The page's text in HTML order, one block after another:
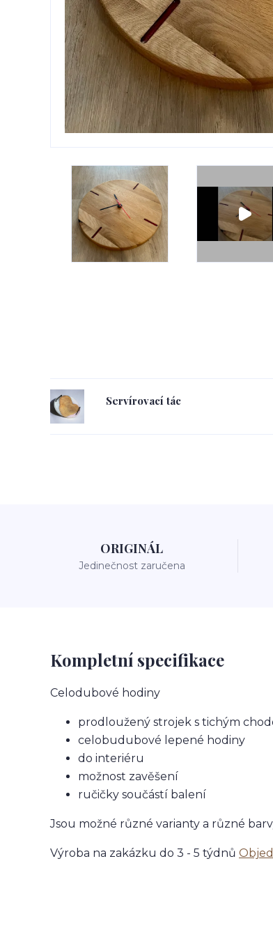
Servírovací tác
ORIGINÁL
Jedinečnost zaručena
Kompletní specifikace
Celodubové hodiny
prodloužený strojek s tichým
celobudubové lepené hodiny
do interiéru
možnost zavěšení
ručičky součástí balení
Jsou možné různé varianty a různé
Výroba na zakázku do 3 - 5 týdnů